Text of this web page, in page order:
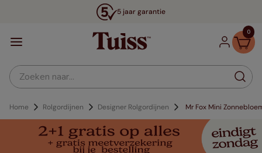
5 jaar garantie
0
Zoeken naar...
Home Rolgordijnen Designer Rolgordijnen Mr Fox Mini